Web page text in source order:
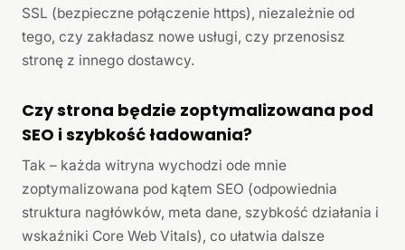
SSL (bezpieczne połączenie https), niezależnie od
tego, czy zakładasz nowe usługi, czy przenosisz
stronę z innego dostawcy.
Czy strona będzie zoptymalizowana pod
SEO i szybkość ładowania?
Tak – każda witryna wychodzi ode mnie
zoptymalizowana pod kątem SEO (odpowiednia
struktura nagłówków, meta dane, szybkość działania i
wskaźniki Core Web Vitals), co ułatwia dalsze